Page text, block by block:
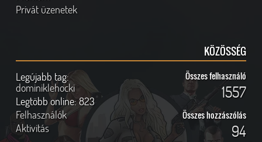
Privát üzenetek
KÖZÖSSÉG
Legújabb tag:
dominiklehocki
Legtöbb online:823
Felhasználók
Aktivitás
Összes felhasználó
1557
Összes hozzászólás
94